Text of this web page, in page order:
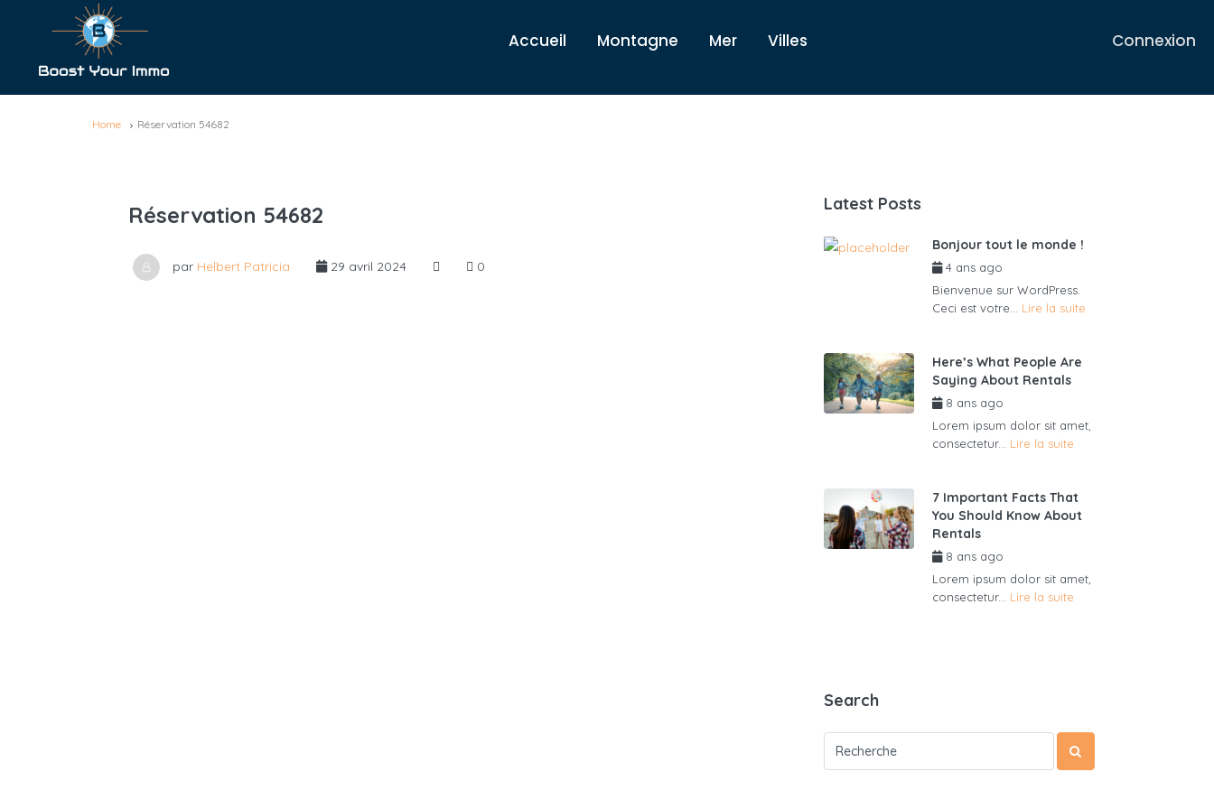
Accueil Montagne Mer Villes Connexion
Home Réservation 54682
Réservation 54682
par Helbert Patricia 29 avril 2024 0
Latest Posts
Bonjour tout le monde !
4 ans ago
Bienvenue sur WordPress.
Ceci est votre... Lire la suite
Here’s What People Are
Saying About Rentals
8 ans ago
Lorem ipsum dolor sit amet,
consectetur... Lire la suite
7 Important Facts That
You Should Know About
Rentals
8 ans ago
Lorem ipsum dolor sit amet,
consectetur... Lire la suite
Search